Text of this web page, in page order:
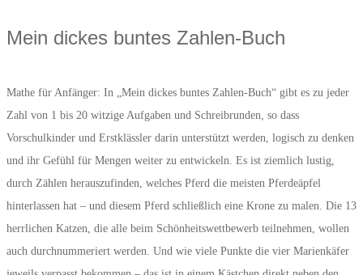
Mein dickes buntes Zahlen-Buch
Mathe für Anfänger: In „Mein dickes buntes Zahlen-Buch“ gibt es zu jeder
Zahl von 1 bis 20 witzige Aufgaben und Schreibrunden, so dass
Vorschulkinder und Erstklässler darin unterstützt werden, logisch zu denken
und ihr Gefühl für Mengen weiter zu entwickeln. Es ist ziemlich lustig,
durch Zählen herauszufinden, welches Pferd die meisten Pferdeäpfel
hinterlassen hat – und diesem Pferd schließlich eine Krone zu malen. Die 13
herrlichen Katzen, die alle beim Schönheitswettbewerb teilnehmen, wollen
auch durchnummeriert werden. Und wie viele Punkte die vier Marienkäfer